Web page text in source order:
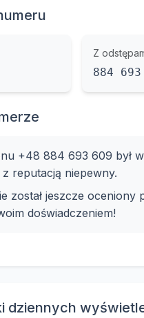
Z
884
+48 884 693 609 był
z reputacją niepewny.
został jeszcze
doświadczeniem!
dziennych